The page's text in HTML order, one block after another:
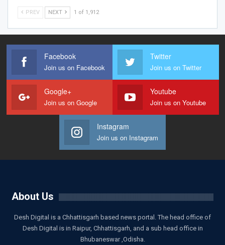
PREV NEXT 1 of 1,912
Facebook
Join us on Facebook
Twitter
Join us on Twitter
Google+
Join us on Google
Youtube
Join us on Youtube
Instagram
Join us on Instagram
About Us
Desh Digital is a Chhattisgarh based news portal. The head office of
Desh Digital is in Raipur, Chhattisgarh, and a sub head office in
Bhubaneswar ,Odisha.